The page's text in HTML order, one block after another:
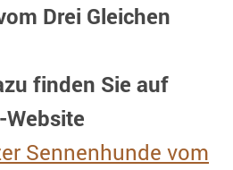
Drei Gleichen
finden Sie auf
Sennenhunde vom